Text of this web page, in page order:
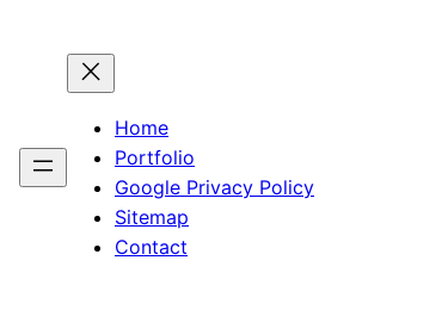
Home
Portfolio
Google Privacy Policy
Sitemap
Contact